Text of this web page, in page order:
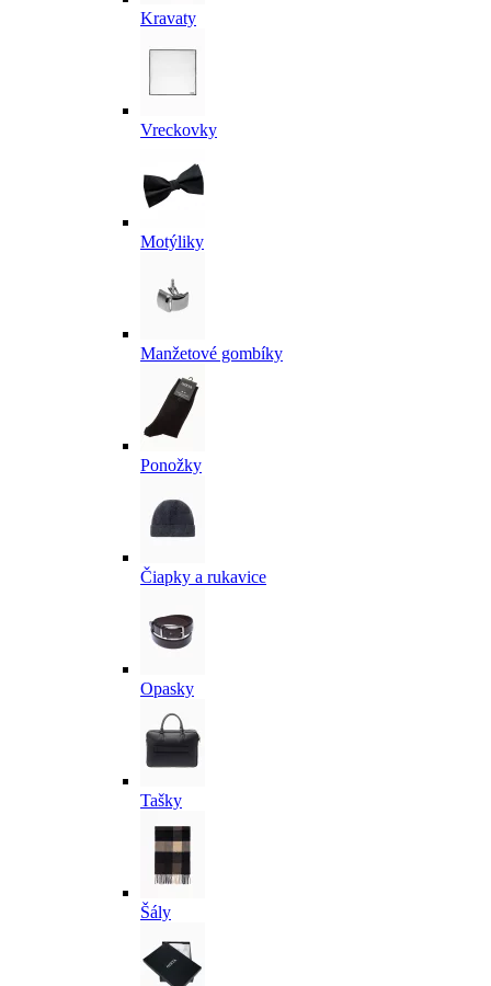
Kravaty
Vreckovky
Motýliky
Manžetové gombíky
Ponožky
Čiapky a rukavice
Opasky
Tašky
Šály